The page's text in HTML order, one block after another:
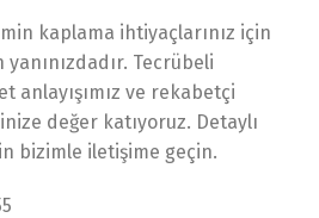
kaplama ihtiyaçlarınız için
Tecrübeli
anlayışımız ve rekabetçi
değer katıyoruz. Detaylı
bizimle iletişime geçin.